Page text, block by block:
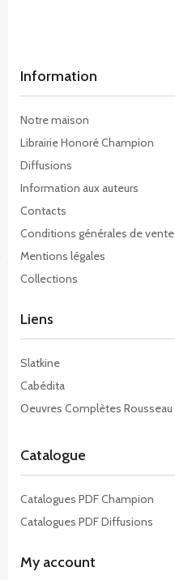
Information
Notre maison
Librairie Honoré Champion
Diffusions
Information aux auteurs
Contacts
Conditions générales de vente
Mentions légales
Collections
Liens
Slatkine
Cabédita
Oeuvres Complètes Rousseau
Catalogue
Catalogues PDF Champion
Catalogues PDF Diffusions
My account